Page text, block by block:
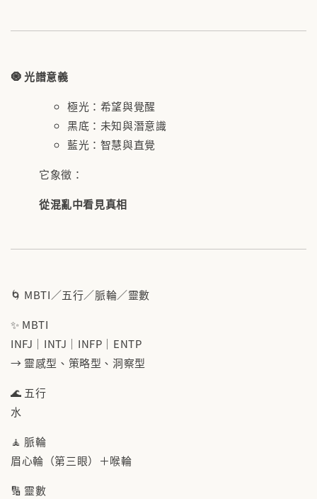
🧿 光譜意義
極光：希望與覺醒
黑底：未知與潛意識
藍光：智慧與直覺
它象徵：
從混亂中看見真相
🌀 MBTI／五行／脈輪／靈數
✨ MBTI
INFJ｜INTJ｜INFP｜ENTP
→ 靈感型、策略型、洞察型
🌊 五行
水
🧘 脈輪
眉心輪（第三眼）＋喉輪
🔢 靈數